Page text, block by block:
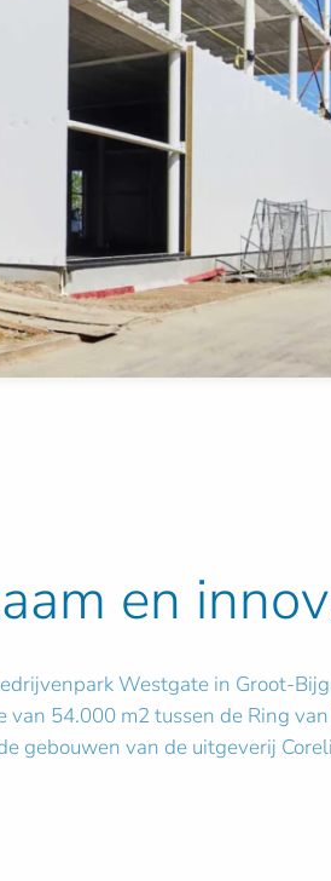
en
Westgate in Groot-
54.000 m2 tussen de Ring
gebouwen van de uitgeverij